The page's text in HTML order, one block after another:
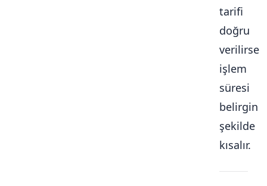
tarifi
doğru
verilirse
işlem
süresi
belirgin
şekilde
kısalır.